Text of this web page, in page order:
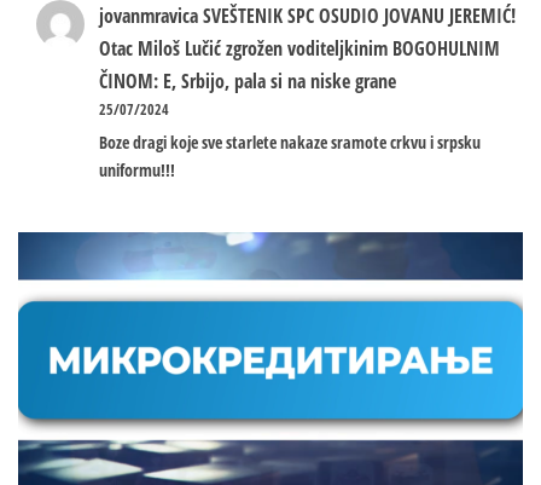
jovanmravicaSVEŠTENIK SPC OSUDIO JOVANU JEREMIĆ!
Otac Miloš Lučić zgrožen voditeljkinim BOGOHULNIM
ČINOM: E, Srbijo, pala si na niske grane
25/07/2024
Boze dragi koje sve starlete nakaze sramote crkvu i srpsku
uniformu!!!